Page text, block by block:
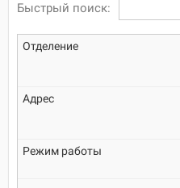
Быстрый поиск: